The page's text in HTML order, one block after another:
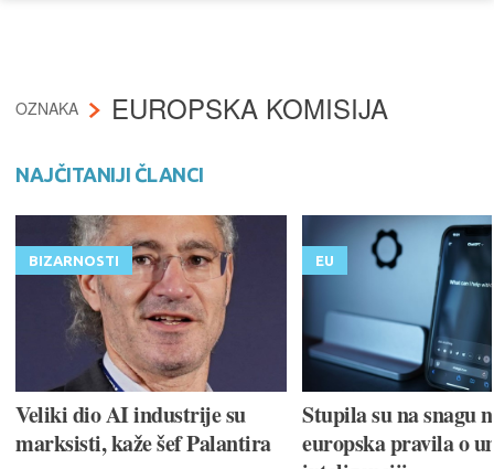
OZNAKA EUROPSKA KOMISIJA
NAJČITANIJI ČLANCI
BIZARNOSTI
Veliki dio AI industrije su
marksisti, kaže šef Palantira
EU
Stupila su na snagu
europska pravila o